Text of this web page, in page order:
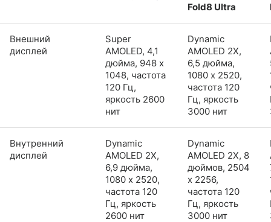
Fold8 Ultra
Внешний
дисплей
Super
AMOLED, 4,1
дюйма, 948 x
1048, частота
120 Гц,
яркость 2600
нит
Dynamic
AMOLED 2X,
6,5 дюйма,
1080 x 2520,
частота 120
Гц, яркость
3000 нит
Внутренний
дисплей
Dynamic
AMOLED 2X,
6,9 дюйма,
1080 x 2520,
частота 120
Гц, яркость
2600 нит
Dynamic
AMOLED 2X, 8
дюймов, 2504
x 2256,
частота 120
Гц, яркость
3000 нит